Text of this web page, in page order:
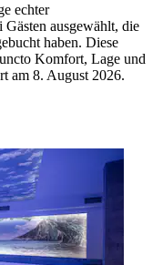
echter
ausgewählt, die
haben. Diese
Komfort, Lage und
am 8. August 2026.